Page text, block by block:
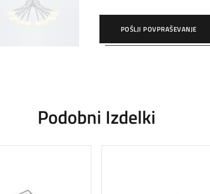
POŠLJI POVPRAŠEVANJE
Podobni Izdelki